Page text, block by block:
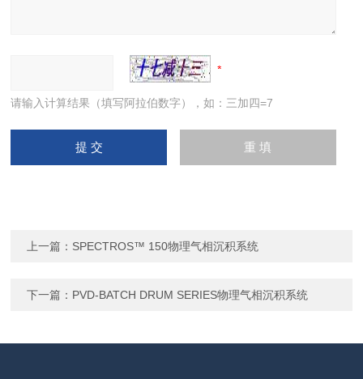
请输入计算结果（填写阿拉伯数字），如：三加四=7
上一篇： SPECTROS™ 150物理气相沉积系统
下一篇： PVD-BATCH DRUM SERIES物理气相沉积系统